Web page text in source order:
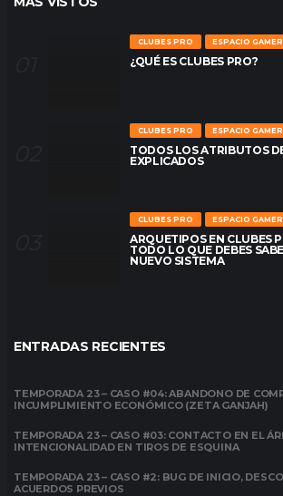
CLUBES PRO ESPACIO GAMER
¿QUÉ ES CLUBES PRO?
CLUBES PRO ESPACIO GAMER
TODOS LOS ATRIBUTOS
EXPLICADOS
CLUBES PRO ESPACIO GAMER
ARQUETIPOS EN CLUBES
TODO LO QUE DEBES
NUEVO SISTEMA
ENTRADAS RECIENTES
TEMPORADA 23 – CASO #04: ABANDONO DE
INCUMPLIMIENTO ECONÓMICO (ZETA GANJAH)
TEMPORADA 23 – CASO #03: CONTACTO EN EL
INTENCIONALIDAD EN TIROS DE ESQUINA
TEMPORADA 23 – CASO #2: BUG DE INICIO,
ACUERDOS PREVIOS